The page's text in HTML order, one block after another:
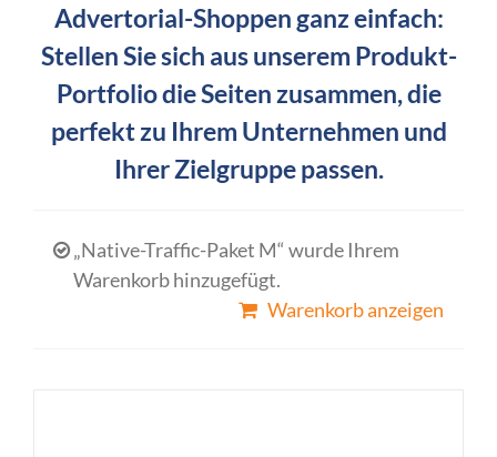
Advertorial-Shoppen ganz einfach:
Stellen Sie sich aus unserem Produkt-
Portfolio die Seiten zusammen, die
perfekt zu Ihrem Unternehmen und
Ihrer Zielgruppe passen.
„Native-Traffic-Paket M“ wurde Ihrem
Warenkorb hinzugefügt.
Warenkorb anzeigen